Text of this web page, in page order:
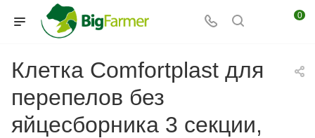
0
Клетка Comfortplast для
перепелов без
яйцесборника 3 секции,